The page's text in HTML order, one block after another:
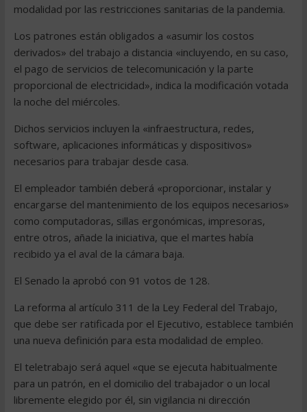
modalidad por las restricciones sanitarias de la pandemia.
Los patrones están obligados a «asumir los costos
derivados» del trabajo a distancia «incluyendo, en su caso,
el pago de servicios de telecomunicación y la parte
proporcional de electricidad», indica la modificación votada
la noche del miércoles.
Dichos servicios incluyen la «infraestructura, redes,
software, aplicaciones informáticas y dispositivos»
necesarios para trabajar desde casa.
El empleador también deberá «proporcionar, instalar y
encargarse del mantenimiento de los equipos necesarios»
como computadoras, sillas ergonómicas, impresoras,
entre otros, añade la iniciativa, que el martes había
recibido ya el aval de la cámara baja.
El Senado la aprobó con 91 votos de 128.
La reforma al artículo 311 de la Ley Federal del Trabajo,
que debe ser ratificada por el Ejecutivo, establece también
una nueva definición para esta modalidad de empleo.
El teletrabajo será aquel «que se ejecuta habitualmente
para un patrón, en el domicilio del trabajador o un local
libremente elegido por él, sin vigilancia ni dirección